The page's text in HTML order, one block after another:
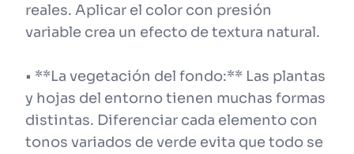
reales. Aplicar el color con presión
variable crea un efecto de textura natural.
• **La vegetación del fondo:** Las plantas
y hojas del entorno tienen muchas formas
distintas. Diferenciar cada elemento con
tonos variados de verde evita que todo se